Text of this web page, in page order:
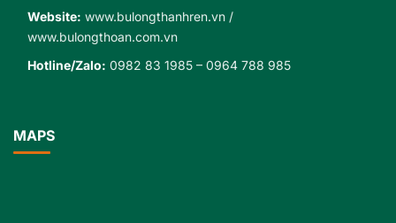
Website: www.bulongthanhren.vn /
www.bulongthoan.com.vn
Hotline/Zalo: 0982 83 1985 – 0964 788 985
MAPS